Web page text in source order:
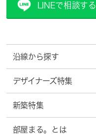
LINEで相談する
沿線から探す
デザイナーズ特集
新築特集
部屋まる。とは